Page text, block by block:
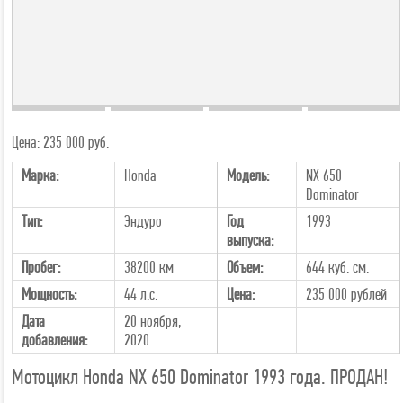
+2
Цена: 235 000 руб.
Марка:
Honda Модель:
NX 650
Dominator
Тип:
Эндуро
Год
выпуска:
1993
Пробег: 38200 км Объем:
644 куб. см.
Мощность:
44 л.с. Цена: 235 000 рублей
Дата
добавления:
20 ноября,
2020
Мотоцикл Honda NX 650 Dominator 1993 года. ПРОДАН!